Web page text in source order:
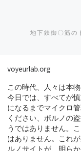
地下鉄御〇筋の
voyeurlab.org
この時代、人々は本
今日では、すべてが
になるまでマイクロ
ください、ポルノの
うではありません。
はありません。これ